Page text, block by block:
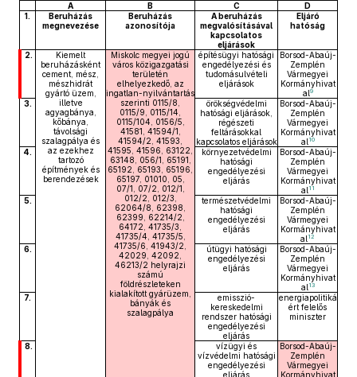
A B C
D
1.
Beruházás
megnevezése
Beruházás
azonosítója
A beruházás
megvalósításával
kapcsolatos
eljárások
Eljáró
hatóság
2.
Kiemelt
beruházásként
cement, mész,
mészhidrát
gyártó üzem,
illetve
agyagbánya,
kőbánya,
távolsági
szalagpálya és
az ezekhez
tartozó
építmények és
berendezések
Miskolc megyei jogú
város közigazgatási
területén
elhelyezkedő, az
ingatlan-nyilvántartás
szerinti 0115/8,
0115/9, 0115/14,
0115/104, 0156/5,
41581, 41594/1,
41594/2, 41593,
41595, 41596, 63122,
63148, 056/1, 65191,
65192, 65193, 65196,
65197, 01010, 05,
07/1, 07/2, 012/1,
012/2, 012/3,
62064/8, 62398,
62399, 62214/2,
64172, 41735/3,
41735/4, 41735/5,
41735/6, 41943/2,
42029, 42092,
46213/2 helyrajzi
számú
földrészleteken
kialakított gyárüzem,
bányák és
szalagpálya
építésügyi hatósági
engedélyezési és
tudomásulvételi
eljárások
Borsod-Abaúj-
Zemplén
Vármegyei
Kormányhivat
al9
3.
örökségvédelmi
hatósági eljárások,
régészeti
feltárásokkal
kapcsolatos eljárások
Borsod-Abaúj-
Zemplén
Vármegyei
Kormányhivat
al 10
4.
környezetvédelmi
hatósági
engedélyezési
eljárás
Borsod-Abaúj-
Zemplén
Vármegyei
Kormányhivat
al 11
5.
természetvédelmi
hatósági
engedélyezési
eljárás
Borsod-Abaúj-
Zemplén
Vármegyei
Kormányhivat
al 12
6.
útügyi hatósági
engedélyezési
eljárás
Borsod-Abaúj-
Zemplén
Vármegyei
Kormányhivat
al 13
7.
emisszió-
kereskedelmi
rendszer hatósági
engedélyezési
eljárás
energiapolitiká
ért felelős
miniszter
8.
vízügyi és
vízvédelmi hatósági
engedélyezési
eljárás
Borsod-Abaúj-
Zemplén
Vármegyei
Kormányhivat